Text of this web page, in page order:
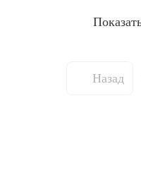
Назад